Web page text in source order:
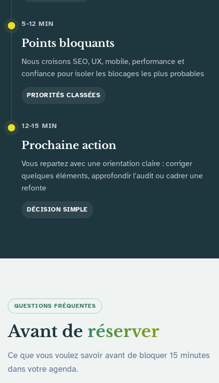
5-12 MIN
Points bloquants
Nous croisons SEO, UX, mobile, performance et
confiance pour isoler les blocages les plus probables
PRIORITÉS CLASSÉES
12-15 MIN
Prochaine action
Vous repartez avec une orientation claire : corriger
quelques éléments, approfondir l'audit ou cadrer une
refonte
DÉCISION SIMPLE
QUESTIONS FRÉQUENTES
Avant de réserver
Ce que vous voulez savoir avant de bloquer 15 minutes
dans votre agenda.